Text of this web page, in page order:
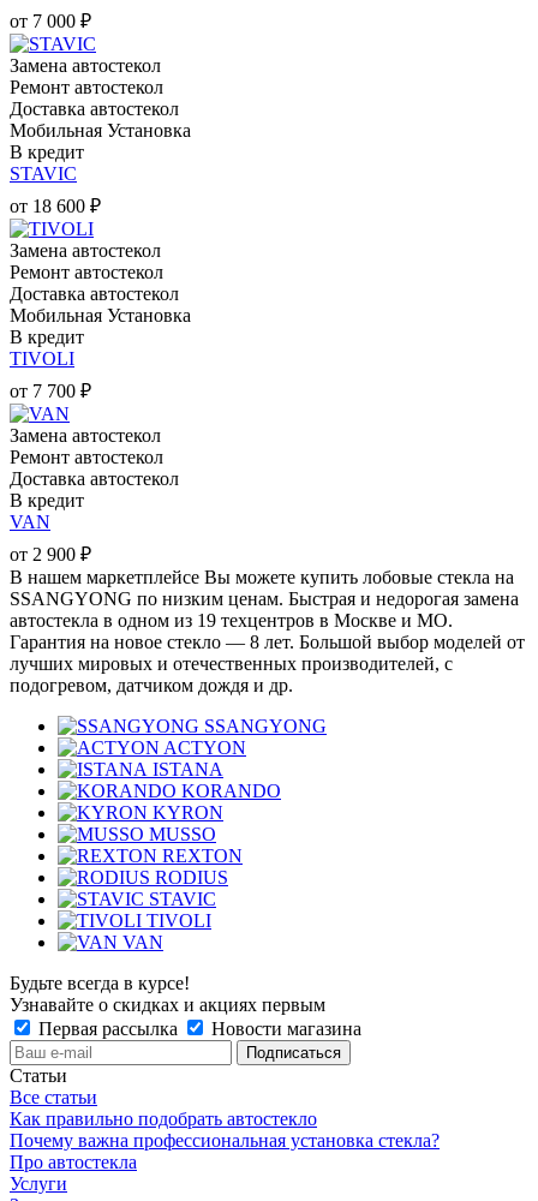
от 7 000 ₽
Замена автостекол
Ремонт автостекол
Доставка автостекол
Мобильная Установка
В кредит
STAVIC
от 18 600 ₽
Замена автостекол
Ремонт автостекол
Доставка автостекол
Мобильная Установка
В кредит
TIVOLI
от 7 700 ₽
Замена автостекол
Ремонт автостекол
Доставка автостекол
В кредит
VAN
от 2 900 ₽
В нашем маркетплейсе Вы можете купить лобовые стекла на
SSANGYONG по низким ценам. Быстрая и недорогая замена
автостекла в одном из 19 техцентров в Москве и МО.
Гарантия на новое стекло — 8 лет. Большой выбор моделей от
лучших мировых и отечественных производителей, с
подогревом, датчиком дождя и др.
SSANGYONG
ACTYON
ISTANA
KORANDO
KYRON
MUSSO
REXTON
RODIUS
STAVIC
TIVOLI
VAN
Будьте всегда в курсе!
Узнавайте о скидках и акциях первым
Первая рассылка
Новости магазина
Статьи
Все статьи
Как правильно подобрать автостекло
Почему важна профессиональная установка стекла?
Про автостекла
Услуги